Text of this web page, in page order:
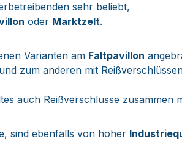
sehr beliebt,
oder Marktzelt.
Varianten am Faltpavillon
zum anderen mit
auch Reißverschlüsse zusammen
sind ebenfalls von hoher